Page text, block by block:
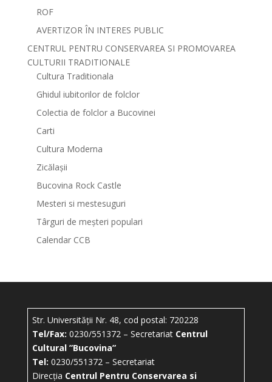
ROF
AVERTIZOR ÎN INTERES PUBLIC
CENTRUL PENTRU CONSERVAREA SI PROMOVAREA
CULTURII TRADITIONALE
Cultura Traditionala
Ghidul iubitorilor de folclor
Colectia de folclor a Bucovinei
Carti
Cultura Moderna
Zicălașii
Bucovina Rock Castle
Mesteri si mestesuguri
Târguri de meșteri populari
Calendar CCB
Str. Universității Nr. 48, cod postal: 720228
Tel/Fax: 0230/551372 – Secretariat Centrul
Cultural ”Bucovina”
Tel: 0230/551372 – Secretariat
Direcția Centrul Pentru Conservarea si